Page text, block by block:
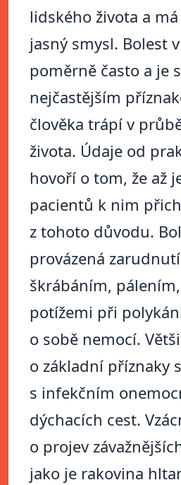
lidského života a
jasný smysl. Bolest
poměrně často a je
nejčastějším
člověka trápí v
života. Údaje od
hovoří o tom, že až
pacientů k nim
z tohoto důvodu.
provázená
škrábáním,
potížemi při
o sobě nemocí.
o základní příznaky
s infekčním
dýchacích cest.
o projev
jako je rakovina